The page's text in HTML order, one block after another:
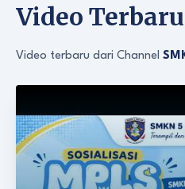
Video Terbaru
Video terbaru dari Channel